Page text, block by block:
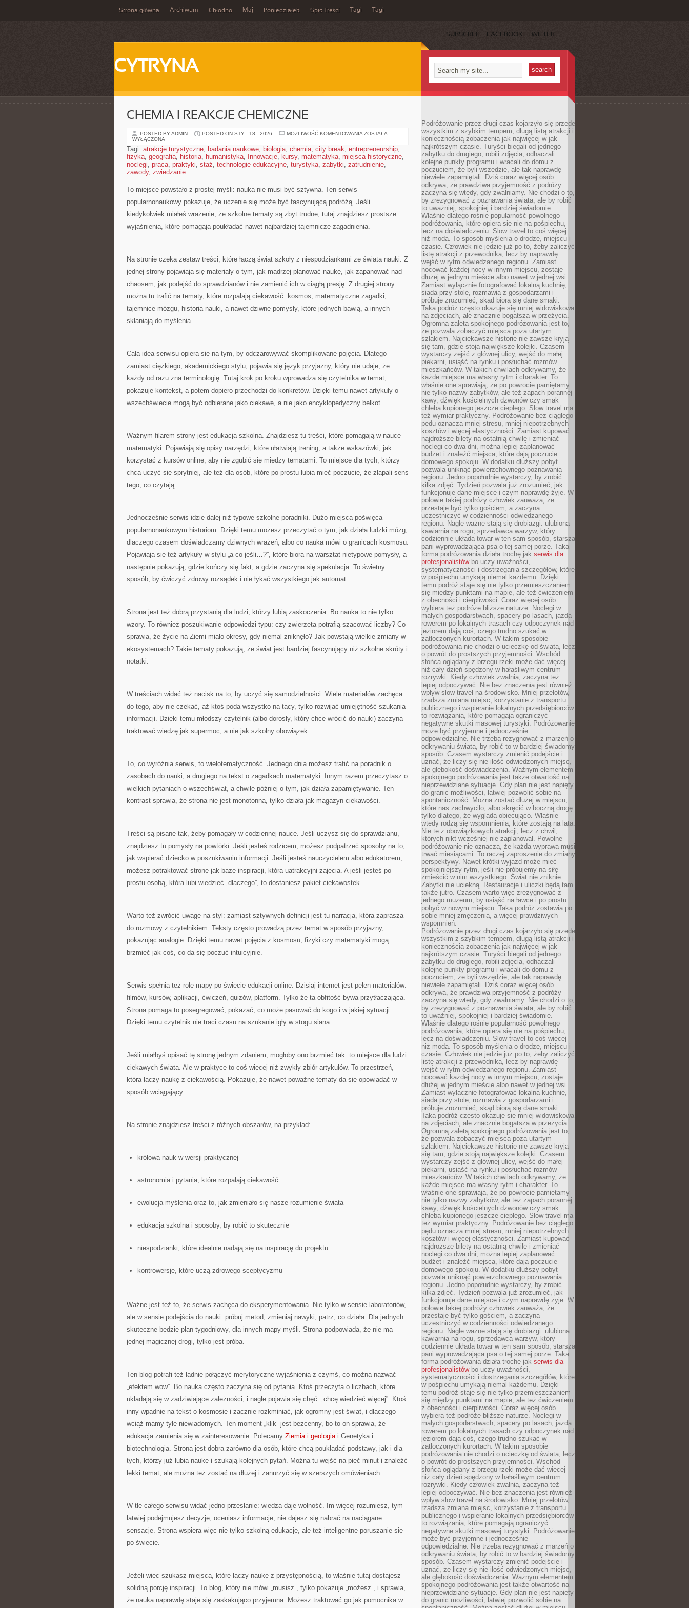
Strona główna Archiwum Chłodno Maj Poniedziałek Spis Treści Tagi Tagi
SUBSCRIBE FACEBOOK TWITTER
CYTRYNA
CHEMIA I REAKCJE CHEMICZNE
POSTED BY ADMIN POSTED ON STY - 18 - 2026 MOŻLIWOŚĆ KOMENTOWANIA CHEMIA
CHEMICZNE
ZOSTAŁA
WYŁĄCZONA
Tagi: atrakcje turystyczne, badania naukowe, biologia, chemia, city break, entrepreneurship,
fizyka, geografia, historia, humanistyka, Innowacje, kursy, matematyka, miejsca historyczne,
noclegi, praca, praktyki, staż, technologie edukacyjne, turystyka, zabytki, zatrudnienie,
zawody, zwiedzanie
To miejsce powstało z prostej myśli: nauka nie musi być sztywna. Ten serwis
popularnonaukowy pokazuje, że uczenie się może być fascynującą podróżą. Jeśli
kiedykolwiek miałeś wrażenie, że szkolne tematy są zbyt trudne, tutaj znajdziesz prostsze
wyjaśnienia, które pomagają poukładać nawet najbardziej tajemnicze zagadnienia.
Na stronie czeka zestaw treści, które łączą świat szkoły z niespodziankami ze świata nauki. Z
jednej strony pojawiają się materiały o tym, jak mądrzej planować naukę, jak zapanować nad
chaosem, jak podejść do sprawdzianów i nie zamienić ich w ciągłą presję. Z drugiej strony
można tu trafić na tematy, które rozpalają ciekawość: kosmos, matematyczne zagadki,
tajemnice mózgu, historia nauki, a nawet dziwne pomysły, które jednych bawią, a innych
skłaniają do myślenia.
Cała idea serwisu opiera się na tym, by odczarowywać skomplikowane pojęcia. Dlatego
zamiast ciężkiego, akademickiego stylu, pojawia się język przyjazny, który nie udaje, że
każdy od razu zna terminologię. Tutaj krok po kroku wprowadza się czytelnika w temat,
pokazuje kontekst, a potem dopiero przechodzi do konkretów. Dzięki temu nawet artykuły o
wszechświecie mogą być odbierane jako ciekawe, a nie jako encyklopedyczny bełkot.
Ważnym filarem strony jest edukacja szkolna. Znajdziesz tu treści, które pomagają w nauce
matematyki. Pojawiają się opisy narzędzi, które ułatwiają trening, a także wskazówki, jak
korzystać z kursów online, aby nie zgubić się między tematami. To miejsce dla tych, którzy
chcą uczyć się sprytniej, ale też dla osób, które po prostu lubią mieć poczucie, że złapali sens
tego, co czytają.
Jednocześnie serwis idzie dalej niż typowe szkolne poradniki. Dużo miejsca poświęca
popularnonaukowym historiom. Dzięki temu możesz przeczytać o tym, jak działa ludzki mózg,
dlaczego czasem doświadczamy dziwnych wrażeń, albo co nauka mówi o granicach kosmosu.
Pojawiają się też artykuły w stylu „a co jeśli…?”, które biorą na warsztat nietypowe pomysły, a
następnie pokazują, gdzie kończy się fakt, a gdzie zaczyna się spekulacja. To świetny
sposób, by ćwiczyć zdrowy rozsądek i nie łykać wszystkiego jak automat.
Strona jest też dobrą przystanią dla ludzi, którzy lubią zaskoczenia. Bo nauka to nie tylko
wzory. To również poszukiwanie odpowiedzi typu: czy zwierzęta potrafią szacować liczby? Co
sprawia, że życie na Ziemi miało okresy, gdy niemal zniknęło? Jak powstają wielkie zmiany w
ekosystemach? Takie tematy pokazują, że świat jest bardziej fascynujący niż szkolne skróty i
notatki.
W treściach widać też nacisk na to, by uczyć się samodzielności. Wiele materiałów zachęca
do tego, aby nie czekać, aż ktoś poda wszystko na tacy, tylko rozwijać umiejętność szukania
informacji. Dzięki temu młodszy czytelnik (albo dorosły, który chce wrócić do nauki) zaczyna
traktować wiedzę jak supermoc, a nie jak szkolny obowiązek.
To, co wyróżnia serwis, to wielotematyczność. Jednego dnia możesz trafić na poradnik o
zasobach do nauki, a drugiego na tekst o zagadkach matematyki. Innym razem przeczytasz o
wielkich pytaniach o wszechświat, a chwilę później o tym, jak działa zapamiętywanie. Ten
kontrast sprawia, że strona nie jest monotonna, tylko działa jak magazyn ciekawości.
Treści są pisane tak, żeby pomagały w codziennej nauce. Jeśli uczysz się do sprawdzianu,
znajdziesz tu pomysły na powtórki. Jeśli jesteś rodzicem, możesz podpatrzeć sposoby na to,
jak wspierać dziecko w poszukiwaniu informacji. Jeśli jesteś nauczycielem albo edukatorem,
możesz potraktować stronę jak bazę inspiracji, która uatrakcyjni zajęcia. A jeśli jesteś po
prostu osobą, która lubi wiedzieć „dlaczego”, to dostaniesz pakiet ciekawostek.
Warto też zwrócić uwagę na styl: zamiast sztywnych definicji jest tu narracja, która zaprasza
do rozmowy z czytelnikiem. Teksty często prowadzą przez temat w sposób przyjazny,
pokazując analogie. Dzięki temu nawet pojęcia z kosmosu, fizyki czy matematyki mogą
brzmieć jak coś, co da się poczuć intuicyjnie.
Serwis spełnia też rolę mapy po świecie edukacji online. Dzisiaj internet jest pełen materiałów:
filmów, kursów, aplikacji, ćwiczeń, quizów, platform. Tylko że ta obfitość bywa przytłaczająca.
Strona pomaga to posegregować, pokazać, co może pasować do kogo i w jakiej sytuacji.
Dzięki temu czytelnik nie traci czasu na szukanie igły w stogu siana.
Jeśli miałbyś opisać tę stronę jednym zdaniem, mogłoby ono brzmieć tak: to miejsce dla ludzi
ciekawych świata. Ale w praktyce to coś więcej niż zwykły zbiór artykułów. To przestrzeń,
która łączy naukę z ciekawością. Pokazuje, że nawet poważne tematy da się opowiadać w
sposób wciągający.
Na stronie znajdziesz treści z różnych obszarów, na przykład:
królowa nauk w wersji praktycznej
astronomia i pytania, które rozpalają ciekawość
ewolucja myślenia oraz to, jak zmieniało się nasze rozumienie świata
edukacja szkolna i sposoby, by robić to skutecznie
niespodzianki, które idealnie nadają się na inspirację do projektu
kontrowersje, które uczą zdrowego sceptycyzmu
Ważne jest też to, że serwis zachęca do eksperymentowania. Nie tylko w sensie laboratoriów,
ale w sensie podejścia do nauki: próbuj metod, zmieniaj nawyki, patrz, co działa. Dla jednych
skuteczne będzie plan tygodniowy, dla innych mapy myśli. Strona podpowiada, że nie ma
jednej magicznej drogi, tylko jest próba.
Ten blog potrafi też ładnie połączyć merytoryczne wyjaśnienia z czymś, co można nazwać
„efektem wow”. Bo nauka często zaczyna się od pytania. Ktoś przeczyta o liczbach, które
układają się w zadziwiające zależności, i nagle pojawia się chęć: „chcę wiedzieć więcej”. Ktoś
inny wpadnie na tekst o kosmosie i zacznie rozkminiać, jak ogromny jest świat, i dlaczego
wciąż mamy tyle niewiadomych. Ten moment „klik” jest bezcenny, bo to on sprawia, że
edukacja zamienia się w zainteresowanie. Polecamy Ziemia i geologiai Genetyka i
biotechnologia. Strona jest dobra zarówno dla osób, które chcą poukładać podstawy, jak i dla
tych, którzy już lubią naukę i szukają kolejnych pytań. Można tu wejść na pięć minut i znaleźć
lekki temat, ale można też zostać na dłużej i zanurzyć się w szerszych omówieniach.
W tle całego serwisu widać jedno przesłanie: wiedza daje wolność. Im więcej rozumiesz, tym
łatwiej podejmujesz decyzje, oceniasz informacje, nie dajesz się nabrać na naciągane
sensacje. Strona wspiera więc nie tylko szkolną edukację, ale też inteligentne poruszanie się
po świecie.
Jeżeli więc szukasz miejsca, które łączy naukę z przystępnością, to właśnie tutaj dostajesz
solidną porcję inspiracji. To blog, który nie mówi „musisz”, tylko pokazuje „możesz”, i sprawia,
że nauka naprawdę staje się zaskakująco przyjemna. Możesz traktować go jak pomocnika w
Podróżowanie przez długi czas kojarzyło się przede
wszystkim z szybkim tempem, długą listą atrakcji i
koniecznością zobaczenia jak najwięcej w jak
najkrótszym czasie. Turyści biegali od jednego
zabytku do drugiego, robili zdjęcia, odhaczali
kolejne punkty programu i wracali do domu z
poczuciem, że byli wszędzie, ale tak naprawdę
niewiele zapamiętali. Dziś coraz więcej osób
odkrywa, że prawdziwa przyjemność z podróży
zaczyna się wtedy, gdy zwalniamy. Nie chodzi o to,
by zrezygnować z poznawania świata, ale by robić
to uważniej, spokojniej i bardziej świadomie.
Właśnie dlatego rośnie popularność powolnego
podróżowania, które opiera się nie na pośpiechu,
lecz na doświadczeniu. Slow travel to coś więcej
niż moda. To sposób myślenia o drodze, miejscu i
czasie. Człowiek nie jedzie już po to, żeby zaliczyć
listę atrakcji z przewodnika, lecz by naprawdę
wejść w rytm odwiedzanego regionu. Zamiast
nocować każdej nocy w innym miejscu, zostaje
dłużej w jednym mieście albo nawet w jednej wsi.
Zamiast wyłącznie fotografować lokalną kuchnię,
siada przy stole, rozmawia z gospodarzami i
próbuje zrozumieć, skąd biorą się dane smaki.
Taka podróż często okazuje się mniej widowiskowa
na zdjęciach, ale znacznie bogatsza w przeżycia.
Ogromną zaletą spokojnego podróżowania jest to,
że pozwala zobaczyć miejsca poza utartym
szlakiem. Najciekawsze historie nie zawsze kryją
się tam, gdzie stoją największe kolejki. Czasem
wystarczy zejść z głównej ulicy, wejść do małej
piekarni, usiąść na rynku i posłuchać rozmów
mieszkańców. W takich chwilach odkrywamy, że
każde miejsce ma własny rytm i charakter. To
właśnie one sprawiają, że po powrocie pamiętamy
nie tylko nazwy zabytków, ale też zapach porannej
kawy, dźwięk kościelnych dzwonów czy smak
chleba kupionego jeszcze ciepłego. Slow travel ma
też wymiar praktyczny. Podróżowanie bez ciągłego
pędu oznacza mniej stresu, mniej niepotrzebnych
kosztów i więcej elastyczności. Zamiast kupować
najdroższe bilety na ostatnią chwilę i zmieniać
noclegi co dwa dni, można lepiej zaplanować
budżet i znaleźć miejsca, które dają poczucie
domowego spokoju. W dodatku dłuższy pobyt
pozwala uniknąć powierzchownego poznawania
regionu. Jedno popołudnie wystarczy, by zrobić
kilka zdjęć. Tydzień pozwala już zrozumieć, jak
funkcjonuje dane miejsce i czym naprawdę żyje. W
połowie takiej podróży człowiek zauważa, że
przestaje być tylko gościem, a zaczyna
uczestniczyć w codzienności odwiedzanego
regionu. Nagle ważne stają się drobiazgi: ulubiona
kawiarnia na rogu, sprzedawca warzyw, który
codziennie układa towar w ten sam sposób, starsza
pani wyprowadzająca psa o tej samej porze. Taka
forma podróżowania działa trochę jak serwis dla
profesjonalistówbo uczy uważności,
systematyczności i dostrzegania szczegółów, które
w pośpiechu umykają niemal każdemu. Dzięki
temu podróż staje się nie tylko przemieszczaniem
się między punktami na mapie, ale też ćwiczeniem
z obecności i cierpliwości. Coraz więcej osób
wybiera też podróże bliższe naturze. Noclegi w
małych gospodarstwach, spacery po lasach, jazda
rowerem po lokalnych trasach czy odpoczynek nad
jeziorem dają coś, czego trudno szukać w
zatłoczonych kurortach. W takim sposobie
podróżowania nie chodzi o ucieczkę od świata, lecz
o powrót do prostszych przyjemności. Wschód
słońca oglądany z brzegu rzeki może dać więcej
niż cały dzień spędzony w hałaśliwym centrum
rozrywki. Kiedy człowiek zwalnia, zaczyna też
lepiej odpoczywać. Nie bez znaczenia jest również
wpływ slow travel na środowisko. Mniej przelotów,
rzadsza zmiana miejsc, korzystanie z transportu
publicznego i wspieranie lokalnych przedsiębiorców
to rozwiązania, które pomagają ograniczyć
negatywne skutki masowej turystyki. Podróżowanie
może być przyjemne i jednocześnie
odpowiedzialne. Nie trzeba rezygnować z marzeń o
odkrywaniu świata, by robić to w bardziej świadomy
sposób. Czasem wystarczy zmienić podejście i
uznać, że liczy się nie ilość odwiedzonych miejsc,
ale głębokość doświadczenia. Ważnym elementem
spokojnego podróżowania jest także otwartość na
nieprzewidziane sytuacje. Gdy plan nie jest napięty
do granic możliwości, łatwiej pozwolić sobie na
spontaniczność. Można zostać dłużej w miejscu,
które nas zachwyciło, albo skręcić w boczną drogę
tylko dlatego, że wygląda obiecująco. Właśnie
wtedy rodzą się wspomnienia, które zostają na lata.
Nie te z obowiązkowych atrakcji, lecz z chwil,
których nikt wcześniej nie zaplanował. Powolne
podróżowanie nie oznacza, że każda wyprawa musi
trwać miesiącami. To raczej zaproszenie do zmiany
perspektywy. Nawet krótki wyjazd może mieć
spokojniejszy rytm, jeśli nie próbujemy na siłę
zmieścić w nim wszystkiego. Świat nie zniknie.
Zabytki nie uciekną. Restauracje i uliczki będą tam
także jutro. Czasem warto więc zrezygnować z
jednego muzeum, by usiąść na ławce i po prostu
pobyć w nowym miejscu. Taka podróż zostawia po
sobie mniej zmęczenia, a więcej prawdziwych
wspomnień.
Podróżowanie przez długi czas kojarzyło się przede
wszystkim z szybkim tempem, długą listą atrakcji i
koniecznością zobaczenia jak najwięcej w jak
najkrótszym czasie. Turyści biegali od jednego
zabytku do drugiego, robili zdjęcia, odhaczali
kolejne punkty programu i wracali do domu z
poczuciem, że byli wszędzie, ale tak naprawdę
niewiele zapamiętali. Dziś coraz więcej osób
odkrywa, że prawdziwa przyjemność z podróży
zaczyna się wtedy, gdy zwalniamy. Nie chodzi o to,
by zrezygnować z poznawania świata, ale by robić
to uważniej, spokojniej i bardziej świadomie.
Właśnie dlatego rośnie popularność powolnego
podróżowania, które opiera się nie na pośpiechu,
lecz na doświadczeniu. Slow travel to coś więcej
niż moda. To sposób myślenia o drodze, miejscu i
czasie. Człowiek nie jedzie już po to, żeby zaliczyć
listę atrakcji z przewodnika, lecz by naprawdę
wejść w rytm odwiedzanego regionu. Zamiast
nocować każdej nocy w innym miejscu, zostaje
dłużej w jednym mieście albo nawet w jednej wsi.
Zamiast wyłącznie fotografować lokalną kuchnię,
siada przy stole, rozmawia z gospodarzami i
próbuje zrozumieć, skąd biorą się dane smaki.
Taka podróż często okazuje się mniej widowiskowa
na zdjęciach, ale znacznie bogatsza w przeżycia.
Ogromną zaletą spokojnego podróżowania jest to,
że pozwala zobaczyć miejsca poza utartym
szlakiem. Najciekawsze historie nie zawsze kryją
się tam, gdzie stoją największe kolejki. Czasem
wystarczy zejść z głównej ulicy, wejść do małej
piekarni, usiąść na rynku i posłuchać rozmów
mieszkańców. W takich chwilach odkrywamy, że
każde miejsce ma własny rytm i charakter. To
właśnie one sprawiają, że po powrocie pamiętamy
nie tylko nazwy zabytków, ale też zapach porannej
kawy, dźwięk kościelnych dzwonów czy smak
chleba kupionego jeszcze ciepłego. Slow travel ma
też wymiar praktyczny. Podróżowanie bez ciągłego
pędu oznacza mniej stresu, mniej niepotrzebnych
kosztów i więcej elastyczności. Zamiast kupować
najdroższe bilety na ostatnią chwilę i zmieniać
noclegi co dwa dni, można lepiej zaplanować
budżet i znaleźć miejsca, które dają poczucie
domowego spokoju. W dodatku dłuższy pobyt
pozwala uniknąć powierzchownego poznawania
regionu. Jedno popołudnie wystarczy, by zrobić
kilka zdjęć. Tydzień pozwala już zrozumieć, jak
funkcjonuje dane miejsce i czym naprawdę żyje. W
połowie takiej podróży człowiek zauważa, że
przestaje być tylko gościem, a zaczyna
uczestniczyć w codzienności odwiedzanego
regionu. Nagle ważne stają się drobiazgi: ulubiona
kawiarnia na rogu, sprzedawca warzyw, który
codziennie układa towar w ten sam sposób, starsza
pani wyprowadzająca psa o tej samej porze. Taka
forma podróżowania działa trochę jak serwis dla
profesjonalistówbo uczy uważności,
systematyczności i dostrzegania szczegółów, które
w pośpiechu umykają niemal każdemu. Dzięki
temu podróż staje się nie tylko przemieszczaniem
się między punktami na mapie, ale też ćwiczeniem
z obecności i cierpliwości. Coraz więcej osób
wybiera też podróże bliższe naturze. Noclegi w
małych gospodarstwach, spacery po lasach, jazda
rowerem po lokalnych trasach czy odpoczynek nad
jeziorem dają coś, czego trudno szukać w
zatłoczonych kurortach. W takim sposobie
podróżowania nie chodzi o ucieczkę od świata, lecz
o powrót do prostszych przyjemności. Wschód
słońca oglądany z brzegu rzeki może dać więcej
niż cały dzień spędzony w hałaśliwym centrum
rozrywki. Kiedy człowiek zwalnia, zaczyna też
lepiej odpoczywać. Nie bez znaczenia jest również
wpływ slow travel na środowisko. Mniej przelotów,
rzadsza zmiana miejsc, korzystanie z transportu
publicznego i wspieranie lokalnych przedsiębiorców
to rozwiązania, które pomagają ograniczyć
negatywne skutki masowej turystyki. Podróżowanie
może być przyjemne i jednocześnie
odpowiedzialne. Nie trzeba rezygnować z marzeń o
odkrywaniu świata, by robić to w bardziej świadomy
sposób. Czasem wystarczy zmienić podejście i
uznać, że liczy się nie ilość odwiedzonych miejsc,
ale głębokość doświadczenia. Ważnym elementem
spokojnego podróżowania jest także otwartość na
nieprzewidziane sytuacje. Gdy plan nie jest napięty
do granic możliwości, łatwiej pozwolić sobie na